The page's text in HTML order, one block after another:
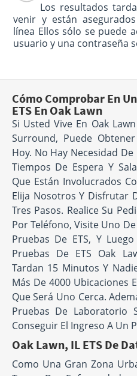
Los resultados
venir y están
línea Ellos sólo se puede
usuario y una contraseña
Cómo Comprobar En
ETS En Oak Lawn
Si Usted Vive En Oak
Surround, Puede
Hoy. No Hay Necesidad
Tiempos De Espera Y
Que Están Involucrados
Elija Nosotros Y Disfrutar
Tres Pasos. Realice Su
Por Teléfono, Visite Uno
Pruebas De ETS, Y
Pruebas De ETS Oak
Tardan 15 Minutos Y
Más De 4000 Ubicaciones
Que Será Uno Cerca.
Pruebas De Laboratorio
Conseguir El Ingreso A Un
Oak Lawn, IL ETS De
Como Una Gran Zona